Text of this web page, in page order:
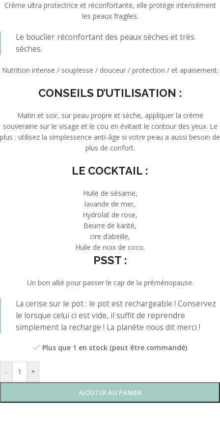
Crème ultra protectrice et réconfortante, elle protège intensément
les peaux fragiles.
Le bouclier réconfortant des peaux sèches et très
sèches.
Nutrition intense / souplesse / douceur / protection / et apaisement.
CONSEILS D’UTILISATION :
Matin et soir, sur peau propre et sèche, appliquer la crème
souveraine sur le visage et le cou en évitant le contour des yeux. Le
plus : utilisez la simplessence anti-âge si votre peau a aussi besoin de
plus de confort.
LE COCKTAIL :
Huile de sésame,
lavande de mer,
Hydrolat de rose,
Beurre de karité,
cire d’abeille,
Huile de noix de coco.
PSST :
Un bon allié pour passer le cap de la préménopause.
La cerise sur le pot : le pot est rechargeable ! Conservez
le lorsque celui ci est vide, il suffit de reprendre
simplement la recharge ! La planète nous dit merci !
Plus que 1 en stock (peut être commandé)
- +
AJOUTER AU PANIER